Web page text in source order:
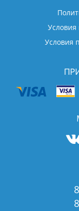
Условия